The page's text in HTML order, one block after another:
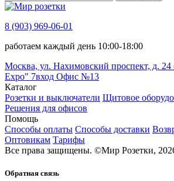
8 (903) 969-06-01
работаем каждый день 10:00-18:00
Москва, ул. Нахимовский проспект, д.
Expo" 7вход Офис №13
Каталог
Розетки и выключатели Щитовое
Решения для офисов
Помощь
Способы оплаты Способы доставки
Оптовикам Тарифы
Все права защищены. ©Мир Розетки,
Обратная связь